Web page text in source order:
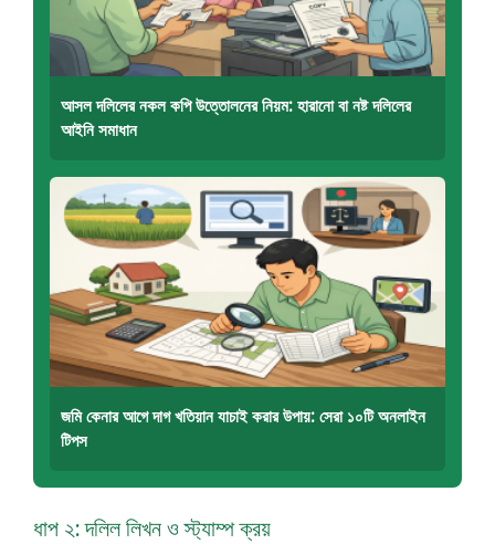
আসল দলিলের নকল কপি উত্তোলনের নিয়ম: হারানো বা নষ্ট দলিলের
আইনি সমাধান
জমি কেনার আগে দাগ খতিয়ান যাচাই করার উপায়: সেরা ১০টি অনলাইন
টিপস
ধাপ ২: দলিল লিখন ও স্ট্যাম্প ক্রয়